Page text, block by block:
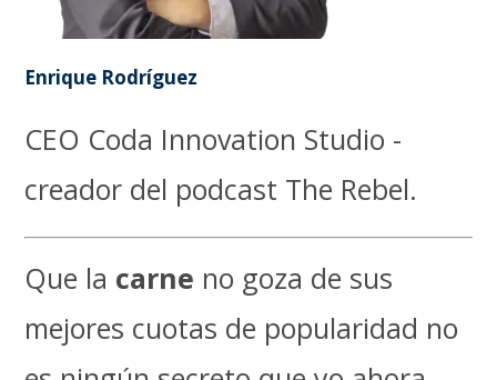
Enrique Rodríguez
CEO Coda Innovation Studio -
creador del podcast The Rebel.
Que la carne no goza de sus
mejores cuotas de popularidad no